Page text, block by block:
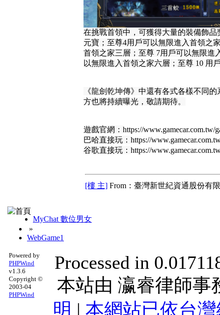
在挑戰首領中，可獲得大量的裝備飾
元寶；至尊4用戶可以無限進入首領之
首領之家三層；至尊 7用戶可以無限進
以無限進入首領之家六層；至尊 10 用
《龍劍乾坤傳》中還有各式各樣不同
方也將持續曝光，敬請期待。
遊戲官網： https://www.gamecar.com.tw/
巴哈直接玩： https://
谷歌直接玩： https://
[樓 主] From：臺灣新世紀資通股份有
MyChat 數位男女
»
WebGame1
Powered by
PHPWind
v1.3.6
Copyright ©
2003-04
PHPWind
Processed in
本站由 瀛睿律師事
明 | 本網站已依台